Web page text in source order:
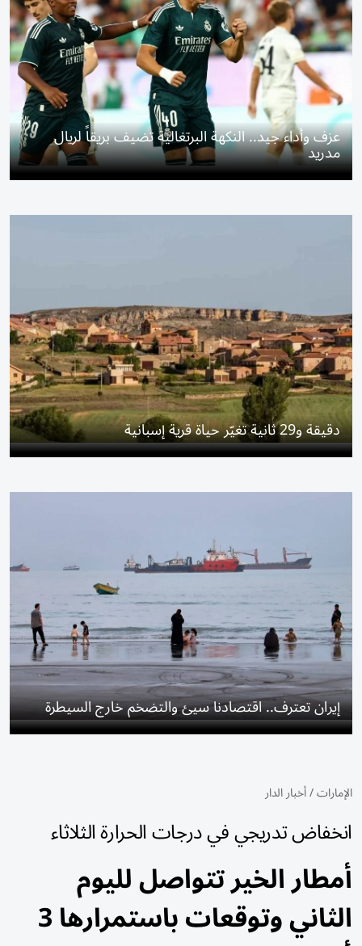
عزف وأداء جيد.. النكهة البرتغالية تضيف بريقاً لريال
مدريد
دقيقة و29 ثانية تغيّر حياة قرية إسبانية
إيران تعترف.. اقتصادنا سيئ والتضخم خارج السيطرة
الإمارات/أخبار الدار
انخفاض تدريجي في درجات الحرارة الثلاثاء
أمطار الخير تتواصل لليوم
الثاني وتوقعات باستمرارها 3